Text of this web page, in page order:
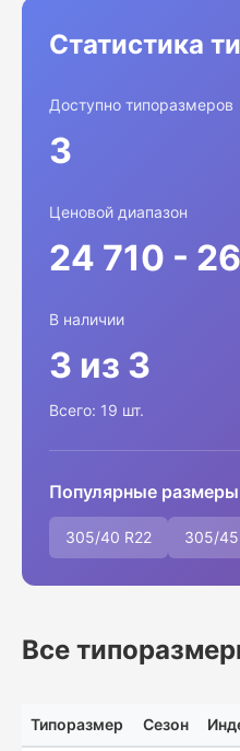
Статистика
Доступно типоразмеров
3
Ценовой диапазон
24 710 -
В наличии
3 из 3
Всего: 19 шт.
Популярные
305/40 R22 305/45
Все
Типоразмер Сезон